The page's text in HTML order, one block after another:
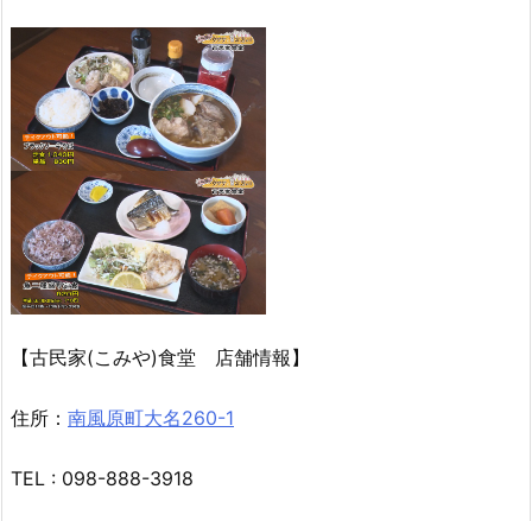
【古民家(こみや)食堂 店舗情報】
住所： 南風原町大名260-1
TEL : 098-888-3918